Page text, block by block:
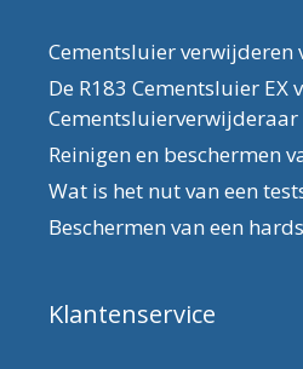
Cementsluier verwijderen
De R183 Cementsluier EX
Cementsluierverwijderaar
Reinigen en beschermen
Wat is het nut van een
Beschermen van een
Klantenservice